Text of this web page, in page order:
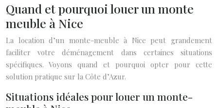
Quand et pourquoi louer un monte
meuble à Nice
La location d’un monte-meuble à Nice peut grandement
faciliter votre déménagement dans certaines situations
spécifiques. Voyons quand et pourquoi opter pour cette
solution pratique sur la Côte d’Azur.
Situations idéales pour louer un monte-